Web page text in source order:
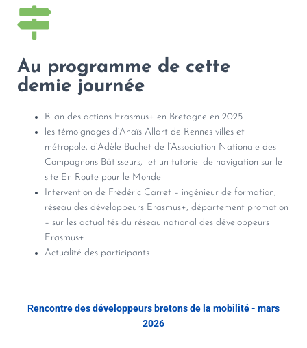
Au programme de cette
demie journée
Bilan des actions Erasmus+ en Bretagne en 2025
les témoignages d’Anaïs Allart de Rennes villes et
métropole, d’Adèle Buchet de l’Association Nationale des
Compagnons Bâtisseurs, et un tutoriel de navigation sur le
site En Route pour le Monde
Intervention de Frédéric Carret – ingénieur de formation,
réseau des développeurs Erasmus+, département promotion
– sur les actualités du réseau national des développeurs
Erasmus+
Actualité des participants
Rencontre des développeurs bretons de la mobilité - mars
2026